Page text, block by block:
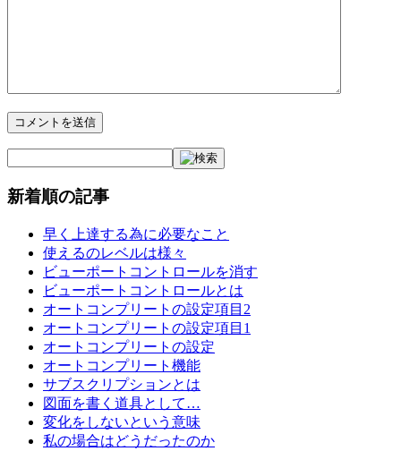
新着順の記事
早く上達する為に必要なこと
使えるのレベルは様々
ビューポートコントロールを消す
ビューポートコントロールとは
オートコンプリートの設定項目2
オートコンプリートの設定項目1
オートコンプリートの設定
オートコンプリート機能
サブスクリプションとは
図面を書く道具として…
変化をしないという意味
私の場合はどうだったのか